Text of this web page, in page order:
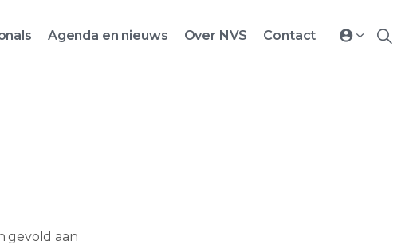
Agenda en nieuws Over NVS Contact
gevold aan